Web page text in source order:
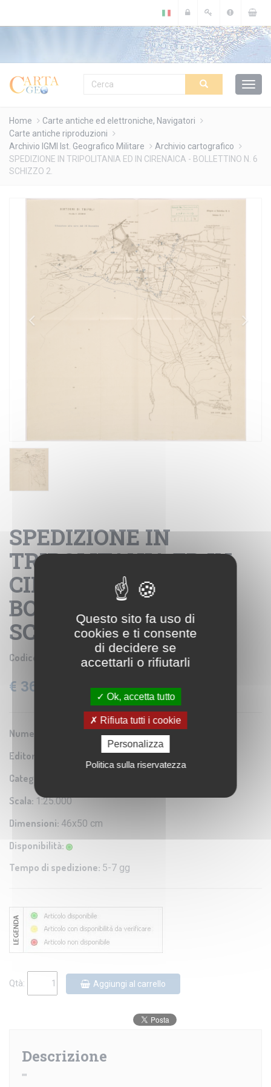
Home
Carte antiche ed elettroniche, Navigatori
Carte antiche riproduzioni
Archivio IGMI Ist. Geografico Militare
Archivio cartografico
SPEDIZIONE IN TRIPOLITANIA ED IN CIRENAICA - BOLLETTINO N. 6
SCHIZZO 2.
SPEDIZIONE IN
TRIPOLITANIA ED IN
CIRENAICA -
BOLLETTINO N. 6
SCHIZZO 2.
Codice prodotto:IGM SE004652
€ 36,60 IVA: 22% Inclusa
Numero Serie:
Editore/Produttore: Istituto Geografico Militare
Categoria:
Scala: 1:25.000
Dimensioni: 46x50 cm
Disponibilità:
Tempo di spedizione: 5-7 gg
Qtà: Aggiungi al carrello
Descrizione
""
Questo sito fa uso di
cookies e ti consente
di decidere se
accettarli o rifiutarli
Ok, accetta tutto
Rifiuta tutti i cookie
Personalizza
Politica sulla riservatezza